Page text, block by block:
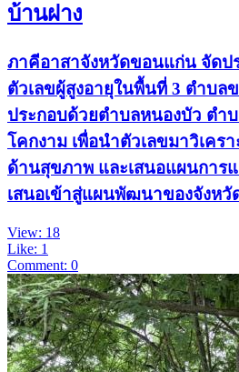
บ้านฝาง
ภาคีอาสาจังหวัดขอนแก่น จัดป
ตัวเลขผู้สูงอายุในพื้นที่ 3 ตำบล
ประกอบด้วยตำบลหนองบัว ตำ
โคกงาม เพื่อนำตัวเลขมาวิเค
ด้านสุขภาพ และเสนอแผนการ
เสนอเข้าสู่แผนพัฒนาของจังหวั
View: 18
Like: 1
Comment: 0